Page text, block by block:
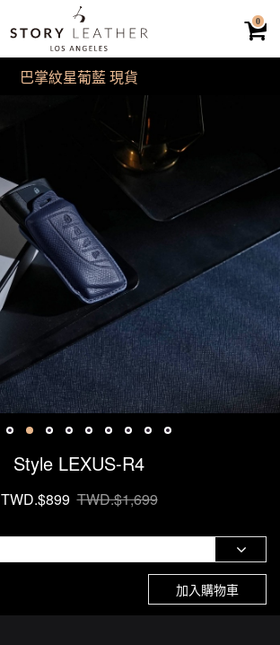
0
巴掌紋星葡藍 現貨
Style LEXUS-R4
TWD.$899TWD.$1,699
加入購物車